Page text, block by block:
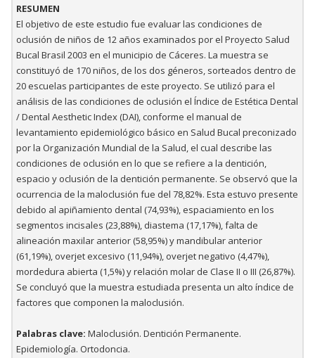
RESUMEN
El objetivo de este estudio fue evaluar las condiciones de
oclusión de niños de 12 años examinados por el Proyecto Salud
Bucal Brasil 2003 en el municipio de Cáceres. La muestra se
constituyó de 170 niños, de los dos géneros, sorteados dentro de
20 escuelas participantes de este proyecto. Se utilizó para el
análisis de las condiciones de oclusión el Índice de Estética Dental
/ Dental Aesthetic Index (DAI), conforme el manual de
levantamiento epidemiológico básico en Salud Bucal preconizado
por la Organización Mundial de la Salud, el cual describe las
condiciones de oclusión en lo que se refiere a la dentición,
espacio y oclusión de la dentición permanente. Se observó que la
ocurrencia de la maloclusión fue del 78,82%. Esta estuvo presente
debido al apiñamiento dental (74,93%), espaciamiento en los
segmentos incisales (23,88%), diastema (17,17%), falta de
alineación maxilar anterior (58,95%) y mandibular anterior
(61,19%), overjet excesivo (11,94%), overjet negativo (4,47%),
mordedura abierta (1,5%) y relación molar de Clase II o III (26,87%).
Se concluyó que la muestra estudiada presenta un alto índice de
factores que componen la maloclusión.
Palabras clave: Maloclusión. Dentición Permanente.
Epidemiología. Ortodoncia.